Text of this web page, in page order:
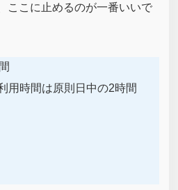
ここに止めるのが一番いいで
時間は原則日中の2時間